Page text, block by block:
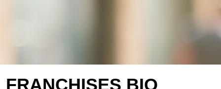
FRANCHISES BIO